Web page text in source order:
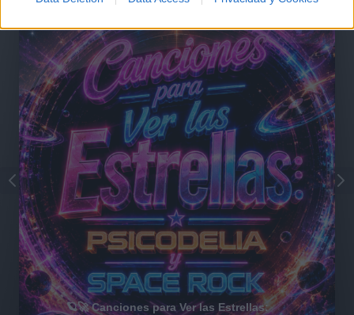
🪐🚀 Canciones para Ver las Estrellas: